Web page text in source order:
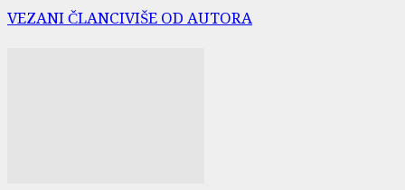
VEZANI ČLANCIVIŠE OD AUTORA